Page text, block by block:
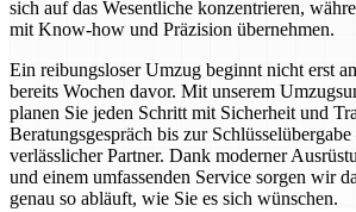
sich auf das Wesentliche konzentrieren,
mit Know-how und Präzision übernehmen.
Ein reibungsloser Umzug beginnt nicht erst
bereits Wochen davor. Mit unserem
planen Sie jeden Schritt mit Sicherheit und
Beratungsgespräch bis zur
verlässlicher Partner. Dank moderner
und einem umfassenden Service sorgen wir
genau so abläuft, wie Sie es sich wünschen.